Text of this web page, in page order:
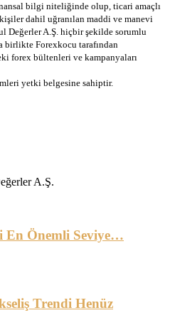
bilgi niteliğinde olup, ticari amaçlı
dahil uğranılan maddi ve manevi
Değerler A.Ş. hiçbir şekilde sorumlu
birlikte Forexkocu tarafından
forex bültenleri ve kampanyaları
yetki belgesine sahiptir.
A.Ş.
En Önemli Seviye…
Trendi Henüz